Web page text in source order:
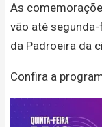
As
vão até
da Padroeira da
Confira a